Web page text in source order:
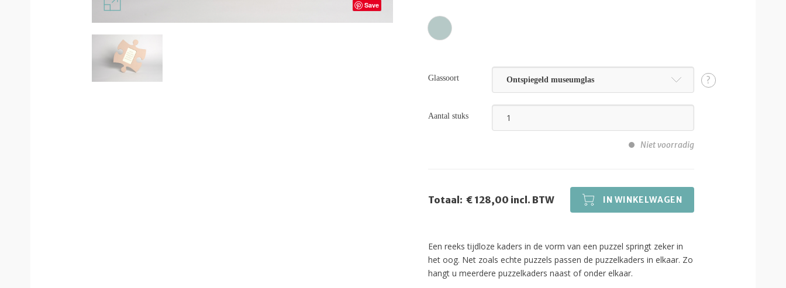
Save
Glassoort Ontspiegeld museumglas ?
Aantal stuks
Niet voorradig
Totaal: € 128,00 incl. BTW IN WINKELWAGEN
Een reeks tijdloze kaders in de vorm van een puzzel springt zeker in
het oog. Net zoals echte puzzels passen de puzzelkaders in elkaar. Zo
hangt u meerdere puzzelkaders naast of onder elkaar.